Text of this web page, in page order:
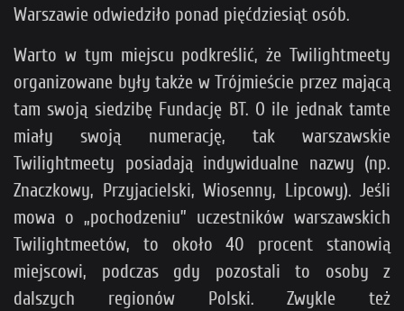
Warszawie odwiedziło ponad pięćdziesiąt osób.
Warto w tym miejscu podkreślić, że Twilightmeety
organizowane były także w Trójmieście przez mającą
tam swoją siedzibę Fundację BT. O ile jednak tamte
miały swoją numerację, tak warszawskie
Twilightmeety posiadają indywidualne nazwy (np.
Znaczkowy, Przyjacielski, Wiosenny, Lipcowy). Jeśli
mowa o „pochodzeniu” uczestników warszawskich
Twilightmeetów, to około 40 procent stanowią
miejscowi, podczas gdy pozostali to osoby z
dalszych regionów Polski. Zwykle też